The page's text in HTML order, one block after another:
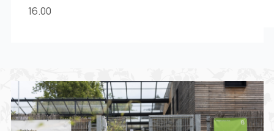
16.00